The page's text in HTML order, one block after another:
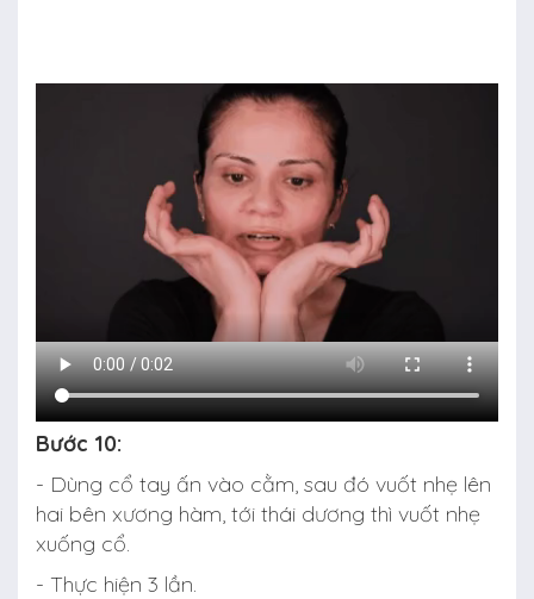
Bước 10:
- Dùng cổ tay ấn vào cằm, sau đó vuốt nhẹ lên
hai bên xương hàm, tới thái dương thì vuốt nhẹ
xuống cổ.
- Thực hiện 3 lần.